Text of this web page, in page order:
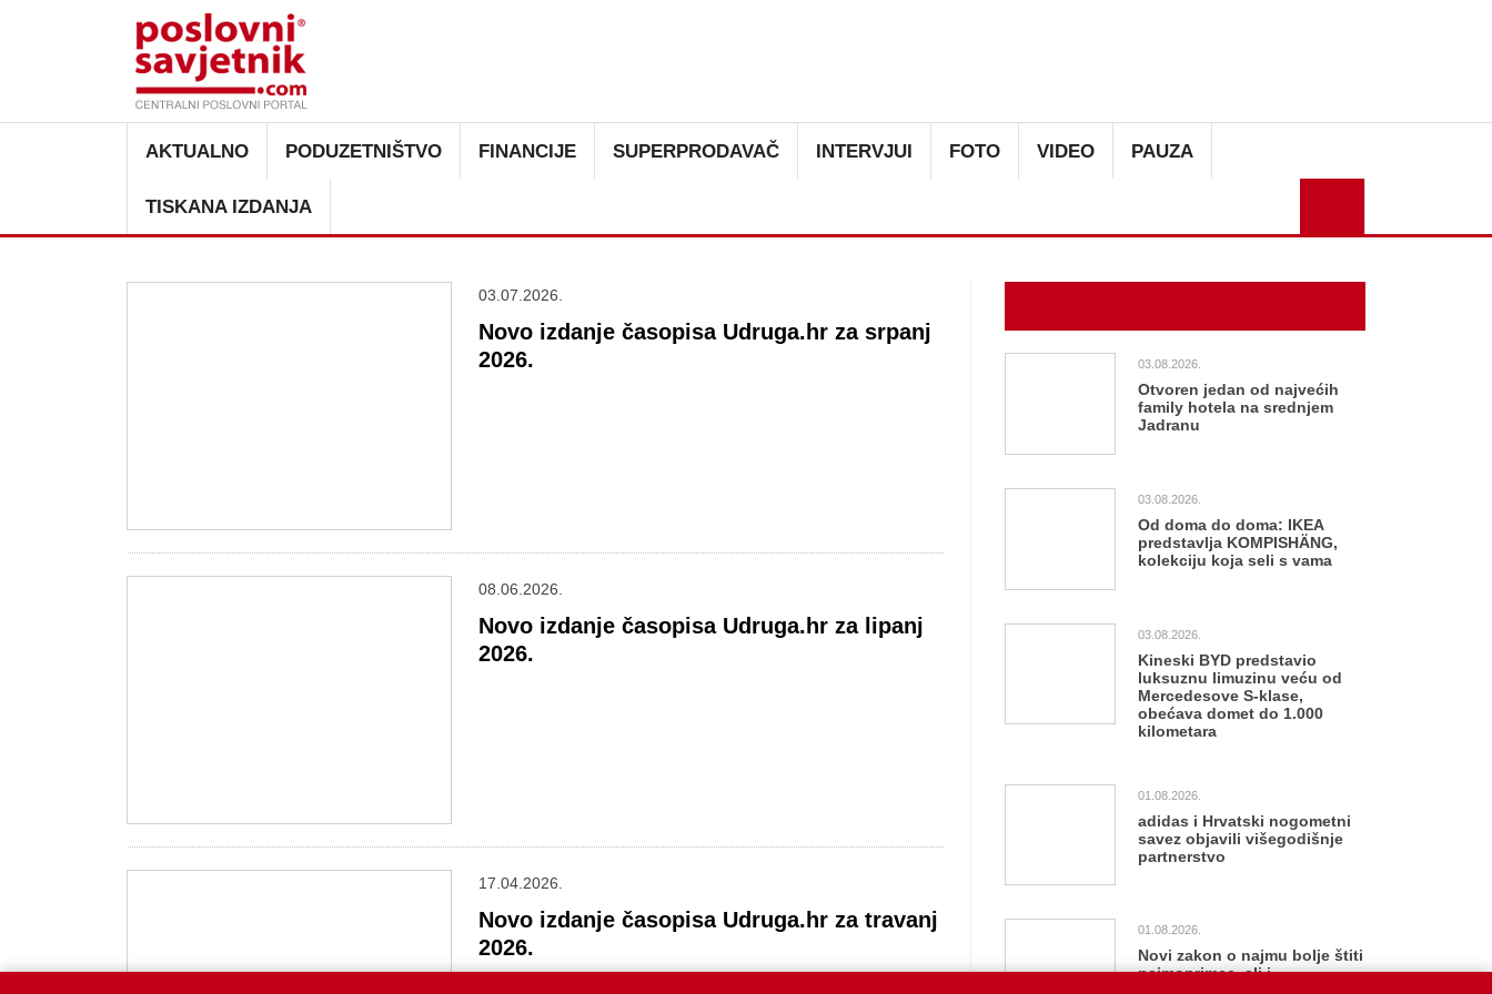
AKTUALNO PODUZETNIŠTVO FINANCIJE SUPERPRODAVAČ INTERVJUI FOTO VIDEO PAUZA
TISKANA IZDANJA
03.07.2026.
Novo izdanje časopisa Udruga.hr za srpanj
2026.
08.06.2026.
Novo izdanje časopisa Udruga.hr za lipanj
2026.
17.04.2026.
Novo izdanje časopisa Udruga.hr za travanj
2026.
03.08.2026.
Otvoren jedan od najvećih
family hotela na srednjem
Jadranu
03.08.2026.
Od doma do doma: IKEA
predstavlja KOMPISHÄNG,
kolekciju koja seli s vama
03.08.2026.
Kineski BYD predstavio
luksuznu limuzinu veću od
Mercedesove S-klase,
obećava domet do 1.000
kilometara
01.08.2026.
adidas i Hrvatski nogometni
savez objavili višegodišnje
partnerstvo
01.08.2026.
Novi zakon o najmu bolje štiti
najmoprimce, ali i